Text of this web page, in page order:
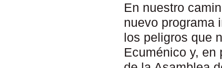
En nuestro
nuevo programa
los peligros que
Ecuménico y, en